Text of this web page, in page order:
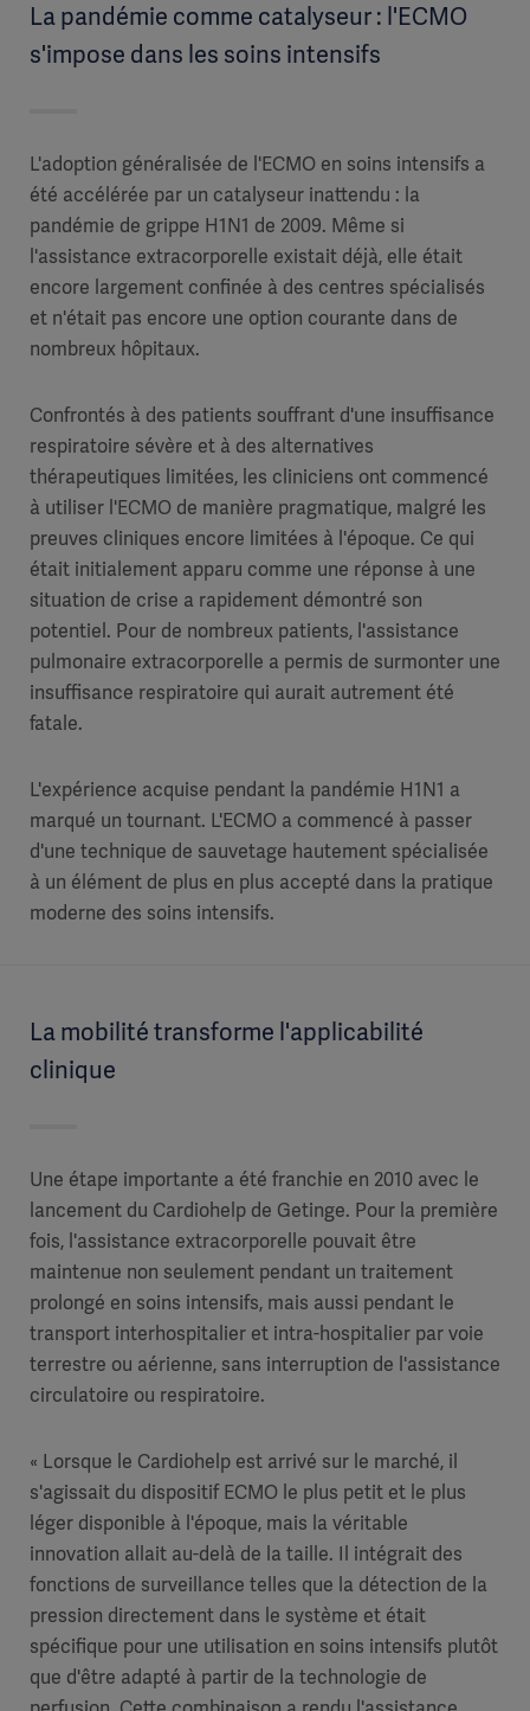
La pandémie comme catalyseur : l'ECMO
s'impose dans les soins intensifs
L'adoption généralisée de l'ECMO en soins intensifs a
été accélérée par un catalyseur inattendu : la
pandémie de grippe H1N1 de 2009. Même si
l'assistance extracorporelle existait déjà, elle était
encore largement confinée à des centres spécialisés
et n'était pas encore une option courante dans de
nombreux hôpitaux.
Confrontés à des patients souffrant d'une insuffisance
respiratoire sévère et à des alternatives
thérapeutiques limitées, les cliniciens ont commencé
à utiliser l'ECMO de manière pragmatique, malgré les
preuves cliniques encore limitées à l'époque. Ce qui
était initialement apparu comme une réponse à une
situation de crise a rapidement démontré son
potentiel. Pour de nombreux patients, l'assistance
pulmonaire extracorporelle a permis de surmonter une
insuffisance respiratoire qui aurait autrement été
fatale.
L'expérience acquise pendant la pandémie H1N1 a
marqué un tournant. L'ECMO a commencé à passer
d'une technique de sauvetage hautement spécialisée
à un élément de plus en plus accepté dans la pratique
moderne des soins intensifs.
La mobilité transforme l'applicabilité
clinique
Une étape importante a été franchie en 2010 avec le
lancement du Cardiohelp de Getinge. Pour la première
fois, l'assistance extracorporelle pouvait être
maintenue non seulement pendant un traitement
prolongé en soins intensifs, mais aussi pendant le
transport interhospitalier et intra-hospitalier par voie
terrestre ou aérienne, sans interruption de l'assistance
circulatoire ou respiratoire.
« Lorsque le Cardiohelp est arrivé sur le marché, il
s'agissait du dispositif ECMO le plus petit et le plus
léger disponible à l'époque, mais la véritable
innovation allait au-delà de la taille. Il intégrait des
fonctions de surveillance telles que la détection de la
pression directement dans le système et était
spécifique pour une utilisation en soins intensifs plutôt
que d'être adapté à partir de la technologie de